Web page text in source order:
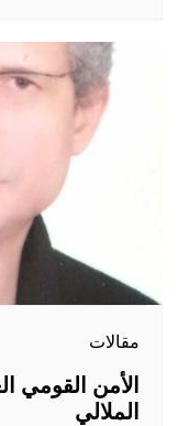
مقالات
الأمن
الملالي